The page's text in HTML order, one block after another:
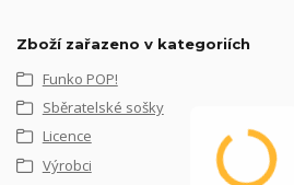
Zboží zařazeno v kategoriích
Funko POP!
Sběratelské sošky
Licence
Výrobci